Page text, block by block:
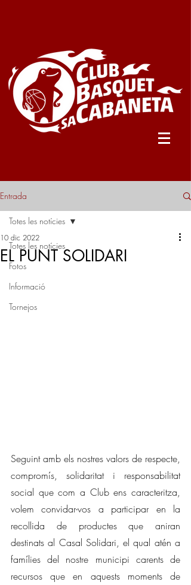
Entrada
Totes les notícies
Fotos
Informació
Tornejos
Totes les notícies
EL PUNT SOLIDARI
10 dic 2022
Seguint amb els nostres valors de respecte,
compromís, solidaritat i responsabilitat
social que com a Club ens caracteritza,
volem convidar-vos a participar en la
recollida de productes que aniran
destinats al Casal Solidari, el qual atén a
famílies del nostre municipi carents de
recursos que en aquests moments de